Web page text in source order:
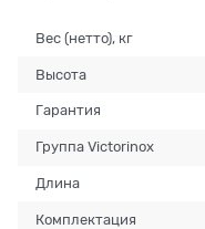
Вес (нетто), кг
Высота
Гарантия
Группа Victorinox
Длина
Комплектация